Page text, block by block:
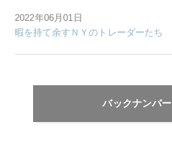
2022年06月01日
暇を持て余すＮＹのトレーダーたち
バックナンバー